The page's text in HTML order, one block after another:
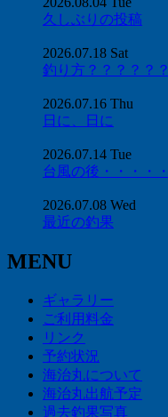
久しぶりの投稿
2026.07.18 Sat
釣り方？？？？？？
2026.07.16 Thu
日に、日に
2026.07.14 Tue
台風の後・・・・・
2026.07.08 Wed
最近の釣果
MENU
ギャラリー
ご利用料金
リンク
予約状況
海治丸について
海治丸出航予定
過去釣果写真